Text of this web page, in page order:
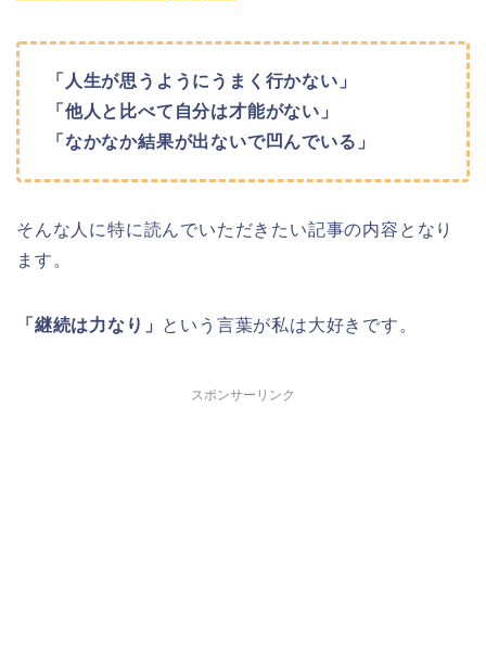
「人生が思うようにうまく行かない」
「他人と比べて自分は才能がない」
「なかなか結果が出ないで凹んでいる」
そんな人に特に読んでいただきたい記事の内容となり
ます。
「継続は力なり」 という言葉が私は大好きです。
スポンサーリンク